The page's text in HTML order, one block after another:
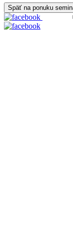
Späť na ponuku